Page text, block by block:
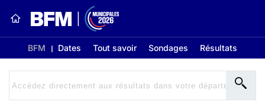
BFM Dates Tout savoir Sondages Résultats